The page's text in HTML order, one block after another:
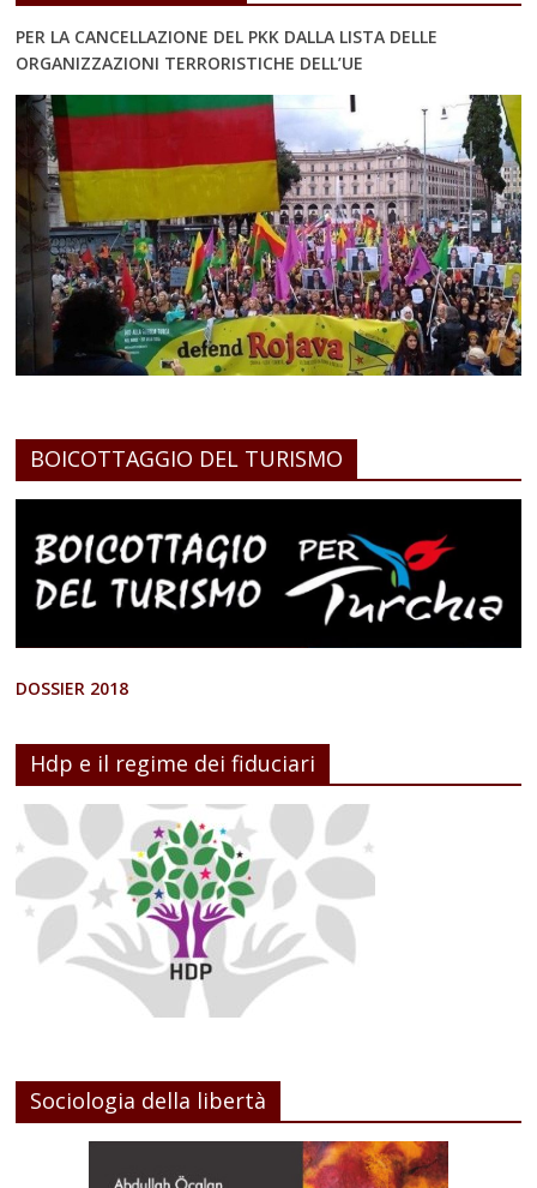
PER LA CANCELLAZIONE DEL PKK DALLA LISTA DELLE
ORGANIZZAZIONI TERRORISTICHE DELL’UE
BOICOTTAGGIO DEL TURISMO
DOSSIER 2018
Hdp e il regime dei fiduciari
Sociologia della libertà